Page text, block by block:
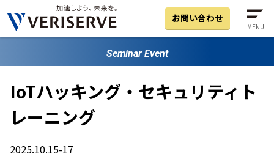
お問い合わせ
MENU
Seminar Event
IoTハッキング・セキュリティト
レーニング
2025.10.15-17